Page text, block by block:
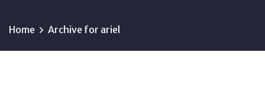
Home Archive for ariel